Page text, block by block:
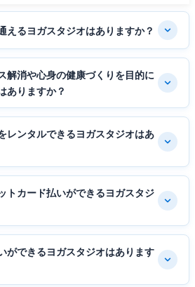
えるヨガスタジオはありますか？
解消や心身の健康づくりを目的に
ありますか？
レンタルできるヨガスタジオはあ
トカード払いができるヨガスタジ
ができるヨガスタジオはあります